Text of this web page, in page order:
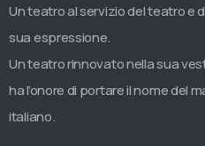
Un teatro al servizio del teatro e
sua espressione.
Un teatro rinnovato nella sua
ha l’onore di portare il nome del
italiano.